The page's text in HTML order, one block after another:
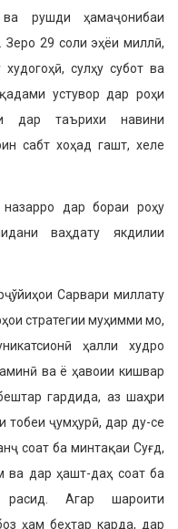
рушди ҳамаҷонибаи
Зеро 29 соли эҳёи миллӣ,
сулҳу субот ва
устувор дар роҳи
дар таърихи навини
сабт хоҳад гашт, хеле
дар бораи роҳу
ваҳдату якдилии
Сарвари миллату
стратегии муҳимми мо,
ҳалли худро
ва ё ҳавоии кишвар
гардида, аз шаҳри
ҷумҳурӣ, дар ду-се
соат ба минтақаи Суғд,
ва дар ҳашт-даҳ соат ба
Агар шароити
ҳам беҳтар карда, дар